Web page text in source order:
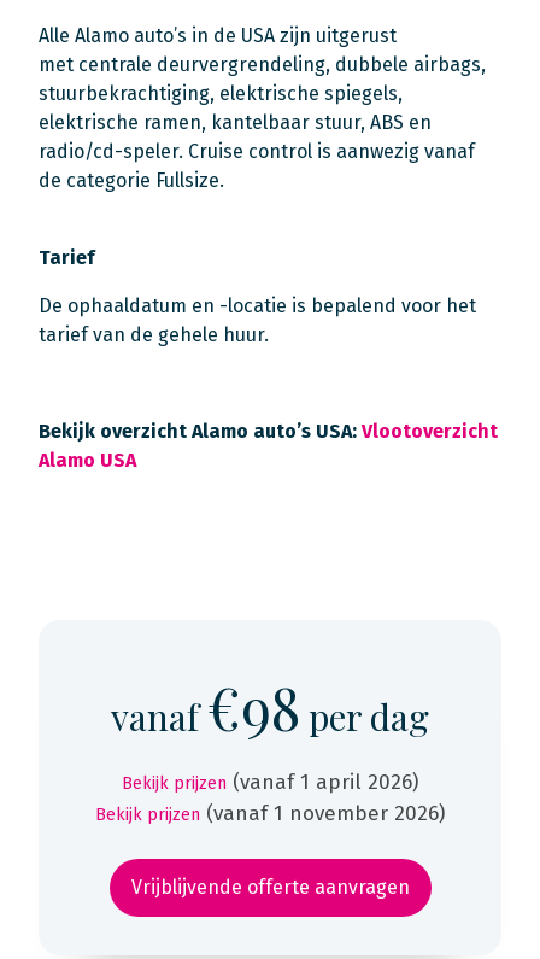
Alle Alamo auto’s in de USA zijn uitgerust
met centrale deurvergrendeling, dubbele airbags,
stuurbekrachtiging, elektrische spiegels,
elektrische ramen, kantelbaar stuur, ABS en
radio/cd-speler. Cruise control is aanwezig vanaf
de categorie Fullsize.
Tarief
De ophaaldatum en -locatie is bepalend voor het
tarief van de gehele huur.
Bekijk overzicht Alamo auto’s USA: Vlootoverzicht
Alamo USA
vanaf€98 per dag
Bekijk prijzen (vanaf 1 april 2026)
Bekijk prijzen (vanaf 1 november 2026)
Vrijblijvende offerte aanvragen